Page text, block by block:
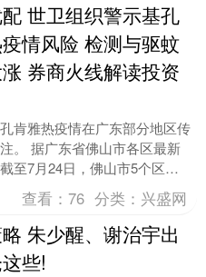
世卫组织警示基孔
情风险 检测与驱蚊
券商火线解读投资
肯雅热疫情在广东部分地区传
。 据广东省佛山市各区最新
至7月24日，佛山市5个区已
孔肯雅热确诊病例超过4000
世....
查看：76 分类： 兴盛网
朱少醒、谢治宇出
些!